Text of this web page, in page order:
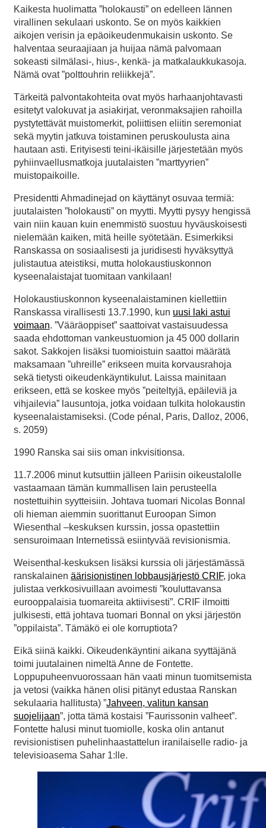
Kaikesta huolimatta ”holokausti” on edelleen lännen
virallinen sekulaari uskonto. Se on myös kaikkien
aikojen verisin ja epäoikeudenmukaisin uskonto. Se
halventaa seuraajiaan ja huijaa nämä palvomaan
sokeasti silmälasi-, hius-, kenkä- ja matkalaukkukasoja.
Nämä ovat ”polttouhrin reliikkejä”.
Tärkeitä palvontakohteita ovat myös harhaanjohtavasti
esitetyt valokuvat ja asiakirjat, veronmaksajien rahoilla
pystytettävät muistomerkit, poliittisen eliitin seremoniat
sekä myytin jatkuva toistaminen peruskoulusta aina
hautaan asti. Erityisesti teini-ikäisille järjestetään myös
pyhiinvaellusmatkoja juutalaisten ”marttyyrien”
muistopaikoille.
Presidentti Ahmadinejad on käyttänyt osuvaa termiä:
juutalaisten ”holokausti” on myytti. Myytti pysyy hengissä
vain niin kauan kuin enemmistö suostuu hyväuskoisesti
nielemään kaiken, mitä heille syötetään. Esimerkiksi
Ranskassa on sosiaalisesti ja juridisesti hyväksyttyä
julistautua ateistiksi, mutta holokaustiuskonnon
kyseenalaistajat tuomitaan vankilaan!
Holokaustiuskonnon kyseenalaistaminen kiellettiin
Ranskassa virallisesti 13.7.1990, kun uusi laki astui
voimaan. ”Vääräoppiset” saattoivat vastaisuudessa
saada ehdottoman vankeustuomion ja 45 000 dollarin
sakot. Sakkojen lisäksi tuomioistuin saattoi määrätä
maksamaan ”uhreille” erikseen muita korvausrahoja
sekä tietysti oikeudenkäyntikulut. Laissa mainitaan
erikseen, että se koskee myös ”peiteltyjä, epäileviä ja
vihjailevia” lausuntoja, jotka voidaan tulkita holokaustin
kyseenalaistamiseksi. (Code pénal, Paris, Dalloz, 2006,
s. 2059)
1990 Ranska sai siis oman inkvisitionsa.
11.7.2006 minut kutsuttiin jälleen Pariisin oikeustalolle
vastaamaan tämän kummallisen lain perusteella
nostettuihin syytteisiin. Johtava tuomari Nicolas Bonnal
oli hieman aiemmin suorittanut Euroopan Simon
Wiesenthal –keskuksen kurssin, jossa opastettiin
sensuroimaan Internetissä esiintyvää revisionismia.
Weisenthal-keskuksen lisäksi kurssia oli järjestämässä
ranskalainen äärisionistinen lobbausjärjestö CRIF, joka
julistaa verkkosivuillaan avoimesti ”kouluttavansa
eurooppalaisia tuomareita aktiivisesti”. CRIF ilmoitti
julkisesti, että johtava tuomari Bonnal on yksi järjestön
”oppilaista”. Tämäkö ei ole korruptiota?
Eikä siinä kaikki. Oikeudenkäyntini aikana syyttäjänä
toimi juutalainen nimeltä Anne de Fontette.
Loppupuheenvuorossaan hän vaati minun tuomitsemista
ja vetosi (vaikka hänen olisi pitänyt edustaa Ranskan
sekulaaria hallitusta) ”Jahveen, valitun kansan
suojelijaan”, jotta tämä kostaisi ”Faurissonin valheet”.
Fontette halusi minut tuomiolle, koska olin antanut
revisionistisen puhelinhaastattelun iranilaiselle radio- ja
televisioasema Sahar 1:lle.